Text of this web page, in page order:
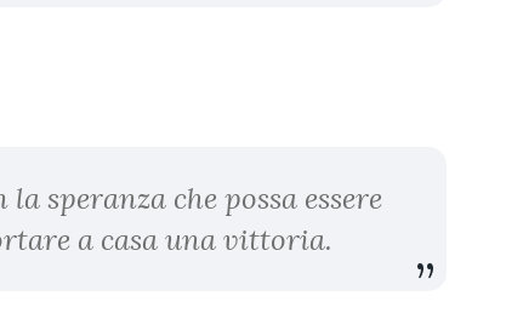
speranza che possa essere
a casa una vittoria.